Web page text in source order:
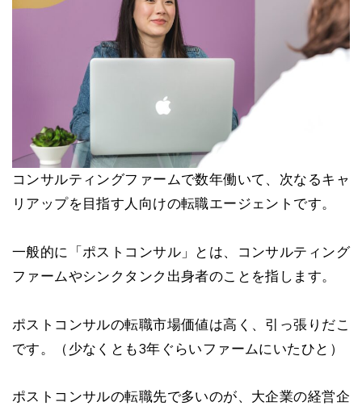
コンサルティングファームで数年働いて、次なるキャ
リアップを目指す人向けの転職エージェントです。
一般的に「ポストコンサル」とは、コンサルティング
ファームやシンクタンク出身者のことを指します。
ポストコンサルの転職市場価値は高く、引っ張りだこ
です。（少なくとも3年ぐらいファームにいたひと）
ポストコンサルの転職先で多いのが、大企業の経営企